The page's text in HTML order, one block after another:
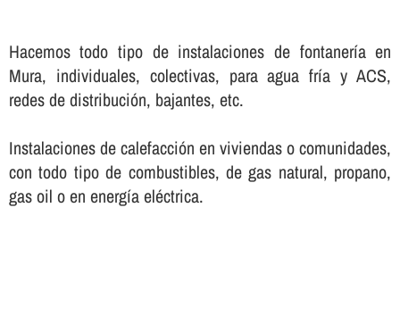
Hacemos todo tipo de instalaciones de fontanerí­a en
Mura, individuales, colectivas, para agua frí­a y ACS,
redes de distribución, bajantes, etc.
Instalaciones de calefacción en viviendas o comunidades,
con todo tipo de combustibles, de gas natural, propano,
gas oil o en energí­a eléctrica.